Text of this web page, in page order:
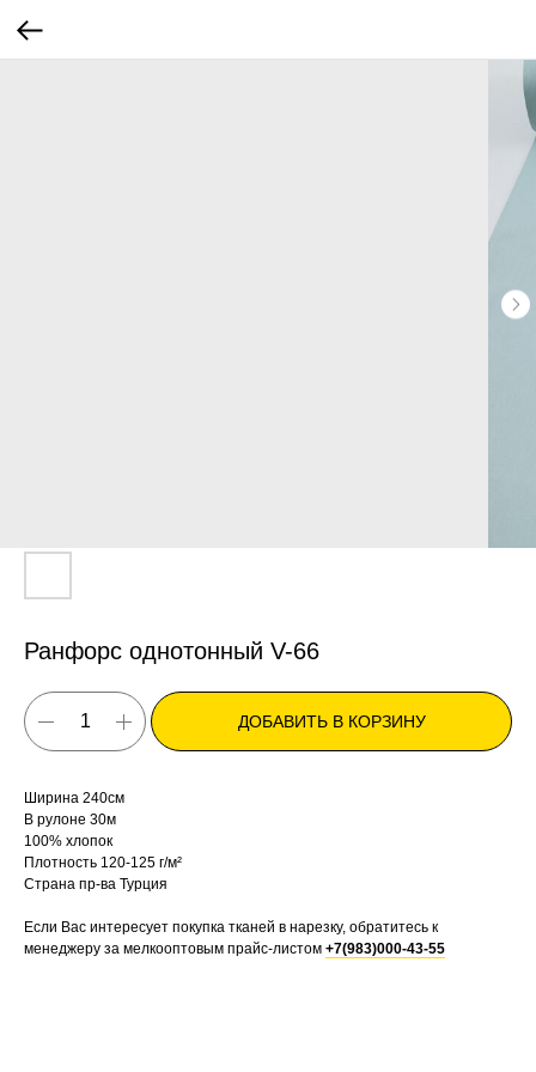
Ранфорс однотонный V-66
ДОБАВИТЬ В КОРЗИНУ
Ширина 240см
В рулоне 30м
100% хлопок
Плотность 120-125 г/м²
Страна пр-ва Турция
Если Вас интересует покупка тканей в нарезку, обратитесь к
менеджеру за мелкооптовым прайс-листом +7(983)000-43-55